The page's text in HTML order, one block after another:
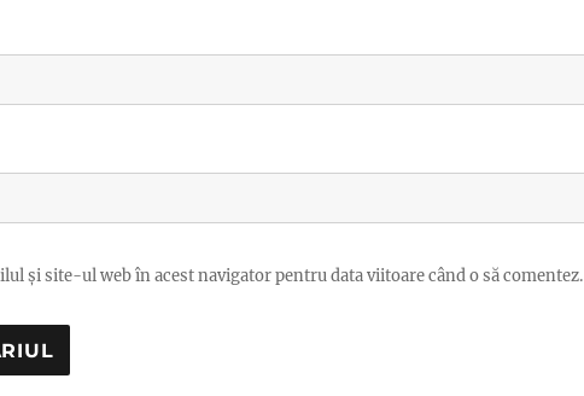
și site-ul web în acest navigator pentru data viitoare când o să comentez.